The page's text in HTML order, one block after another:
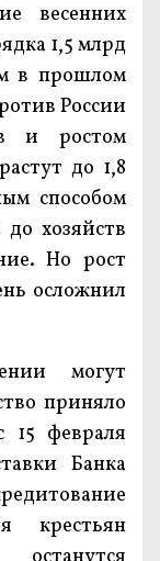
весенних
1,5 млрд
в прошлом
России
и ростом
до 1,8
способом
хозяйств
Но рост
осложнил
могут
приняло
15 февраля
Банка
крестьян